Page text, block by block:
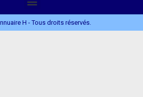
H - Tous droits réservés.